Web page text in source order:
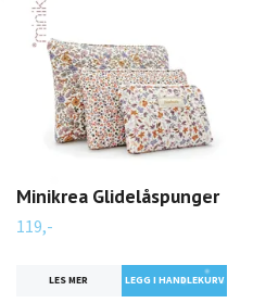
Minikrea Glidelåspunger
119,-
LES MER